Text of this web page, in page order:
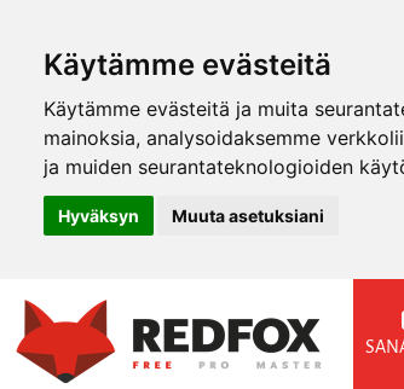
Käytämme evästeitä
Käytämme evästeitä ja muita
mainoksia, analysoidaksemme
ja muiden seurantateknologioiden
Hyväksyn Muuta asetuksiani